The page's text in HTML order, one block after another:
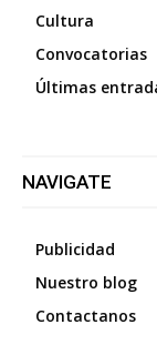
Cultura
Convocatorias
Últimas
NAVIGATE
Publicidad
Nuestro blog
Contactanos